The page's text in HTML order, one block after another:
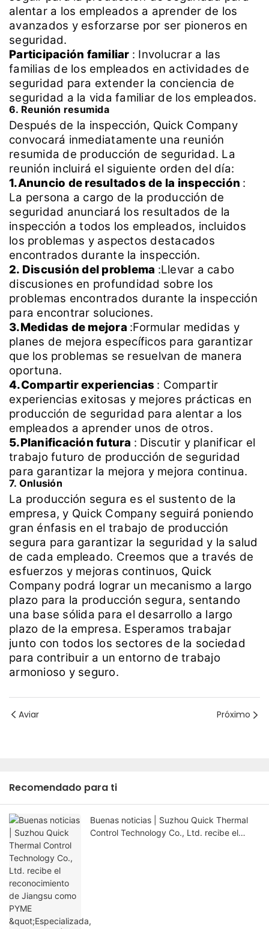
alentar a los empleados a aprender de los
avanzados y esforzarse por ser pioneros en
seguridad.
Participación familiar : Involucrar a las
familias de los empleados en actividades de
seguridad para extender la conciencia de
seguridad a la vida familiar de los empleados.
6. Reunión resumida
Después de la inspección, Quick Company
convocará inmediatamente una reunión
resumida de producción de seguridad. La
reunión incluirá el siguiente orden del día:
1.Anuncio de resultados de la inspección :
La persona a cargo de la producción de
seguridad anunciará los resultados de la
inspección a todos los empleados, incluidos
los problemas y aspectos destacados
encontrados durante la inspección.
2. Discusión del problema :Llevar a cabo
discusiones en profundidad sobre los
problemas encontrados durante la inspección
para encontrar soluciones.
3.Medidas de mejora :Formular medidas y
planes de mejora específicos para garantizar
que los problemas se resuelvan de manera
oportuna.
4.Compartir experiencias : Compartir
experiencias exitosas y mejores prácticas en
producción de seguridad para alentar a los
empleados a aprender unos de otros.
5.Planificación futura : Discutir y planificar el
trabajo futuro de producción de seguridad
para garantizar la mejora y mejora continua.
7. Onlusión
La producción segura es el sustento de la
empresa, y Quick Company seguirá poniendo
gran énfasis en el trabajo de producción
segura para garantizar la seguridad y la salud
de cada empleado. Creemos que a través de
esfuerzos y mejoras continuos, Quick
Company podrá lograr un mecanismo a largo
plazo para la producción segura, sentando
una base sólida para el desarrollo a largo
plazo de la empresa. Esperamos trabajar
junto con todos los sectores de la sociedad
para contribuir a un entorno de trabajo
armonioso y seguro.
Aviar Próximo
Recomendado para ti
Buenas noticias | Suzhou Quick Thermal
Control Technology Co., Ltd. recibe el